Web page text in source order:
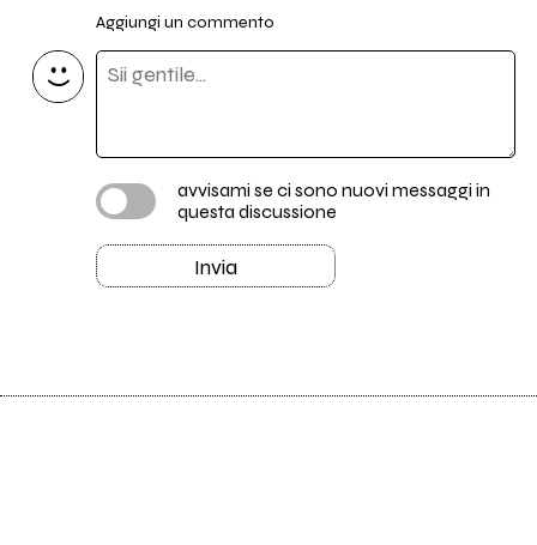
Aggiungi un commento
avvisami se ci sono nuovi messaggi in
questa discussione
Invia